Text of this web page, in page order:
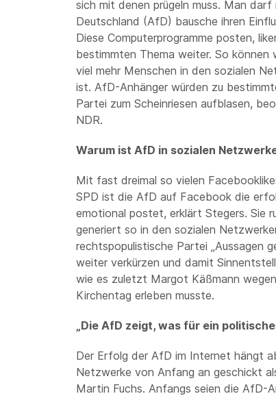
sich mit denen prügeln muss. Man
Deutschland (AfD) bausche ihren
Diese Computerprogramme posten,
bestimmten Thema weiter. So können
viel mehr Menschen in den sozialen
ist. AfD-Anhänger würden zu
Partei zum Scheinriesen aufblasen,
NDR.
Warum ist AfD in sozialen
Mit fast dreimal so vielen
SPD ist die AfD auf Facebook die
emotional postet, erklärt Stegers. Sie
generiert so in den sozialen
rechtspopulistische Partei „Aussagen
weiter verkürzen und damit
wie es zuletzt Margot Käßmann
Kirchentag erleben musste.
„Die AfD zeigt, was für ein
Der Erfolg der AfD im Internet hängt
Netzwerke von Anfang an geschickt
Martin Fuchs. Anfangs seien die AfD-